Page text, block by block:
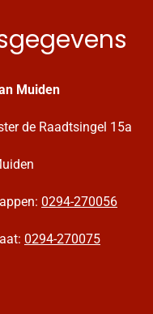
Muiden
de Raadtsingel 15a
0294-270056
0294-270075